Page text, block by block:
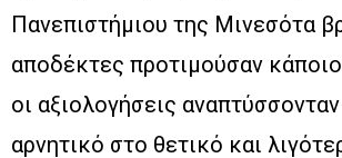
Πανεπιστήμιου της Μινεσότα
αποδέκτες προτιμούσαν
οι αξιολογήσεις
αρνητικό στο θετικό και